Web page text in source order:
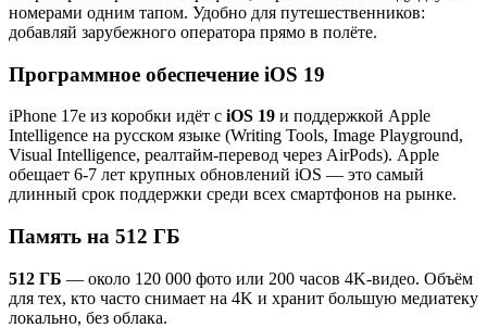
номерами одним тапом. Удобно для путешественников:
добавляй зарубежного оператора прямо в полёте.
Программное обеспечение iOS 19
iPhone 17e из коробки идёт с iOS 19 и поддержкой Apple
Intelligence на русском языке (Writing Tools, Image Playground,
Visual Intelligence, реалтайм-перевод через AirPods). Apple
обещает 6-7 лет крупных обновлений iOS — это самый
длинный срок поддержки среди всех смартфонов на рынке.
Память на 512 ГБ
512 ГБ — около 120 000 фото или 200 часов 4K-видео. Объём
для тех, кто часто снимает на 4K и хранит большую медиатеку
локально, без облака.